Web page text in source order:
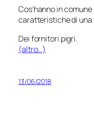
Cos’hanno in
caratteristiche di
Dei fornitori pigri.
(altro…)
13/06/2018